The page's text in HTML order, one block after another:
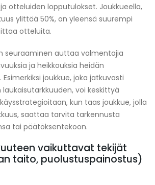
otteluiden lopputulokset. Joukkueella,
ylittää 50%, on yleensä suurempi
otteluita.
seuraaminen auttaa valmentajia
ja heikkouksia heidän
joukkue, joka jatkuvasti
voi keskittyä
kun taas joukkue, jolla
saattaa tarvita tarkennusta
tai päätöksentekoon.
vaikuttavat tekijät
taito, puolustuspainostus)